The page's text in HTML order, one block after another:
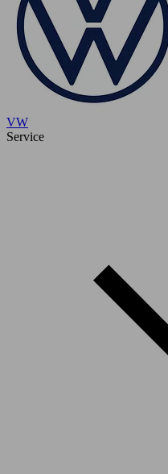
VW
Service